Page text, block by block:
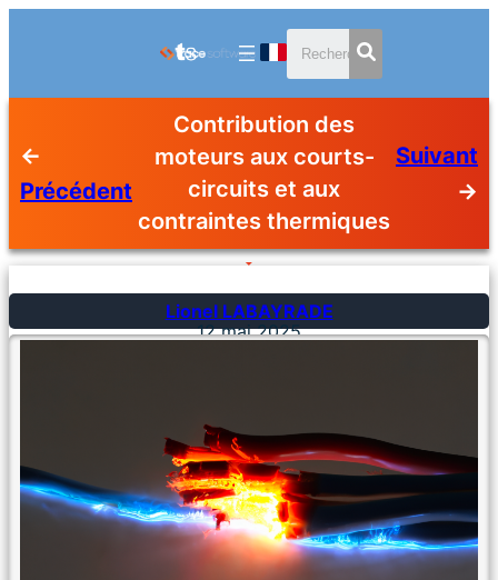
←
Précédent
Contribution des
moteurs aux courts-
circuits et aux
contraintes thermiques
Suivant
→
Lionel LABAYRADE
12 mai 2025